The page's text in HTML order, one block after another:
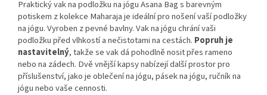
Praktický vak na podložku na jógu Asana Bag s barevným
potiskem z kolekce Maharaja je ideální pro nošení vaší podložky
na jógu. Vyroben z pevné bavlny. Vak na jógu chrání vaši
podložku před vlhkostí a nečistotami na cestách. Popruh je
nastavitelný, takže se vak dá pohodlně nosit přes rameno
nebo na zádech. Dvě vnější kapsy nabízejí další prostor pro
příslušenství, jako je oblečení na jógu, pásek na jógu, ručník na
jógu nebo vaše cennosti.